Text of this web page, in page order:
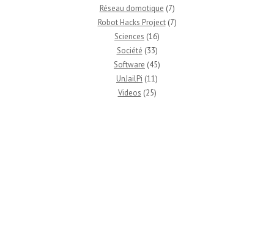
Réseau domotique (7)
Robot Hacks Project(7)
Sciences (16)
Société (33)
Software (45)
UnJailPi (11)
Videos (25)